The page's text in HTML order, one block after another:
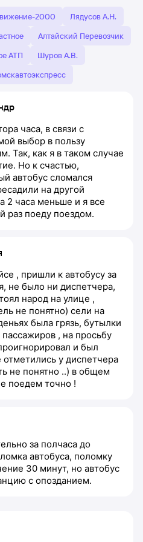
2000
Лядусов А.Н.
Алтайский Перевозчик
АТП
Шуров А.В.
часа, в связи с
выбор в пользу
Так, как я в таком случае
Но к счастью,
автобус сломался
на другой
2 часа меньше и я все
раз поеду поездом.
, пришли к автобусу за
не было ни диспетчера,
народ на улице ,
не понятно) сели на
была грязь, бутылки
, на просьбу
и был
у диспетчера
не понятно ..) в общем
поедем точно !
за полчаса до
автобуса, поломку
30 минут, но автобус
с опозданием.